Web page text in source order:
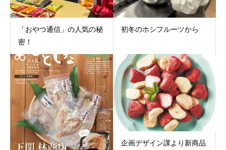
「おやつ通信」の人気の秘
密！
初冬のホシフルーツから
企画デザイン課より新商品